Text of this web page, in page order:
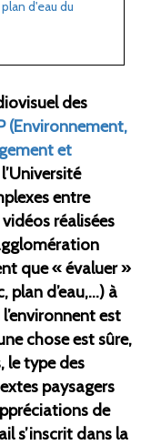
d'eau du
des
(Environnement,
et
entre
réalisées
que « évaluer »
plan d’eau,…) à
est
chose est sûre,
le type des
paysagers
de
s’inscrit dans la